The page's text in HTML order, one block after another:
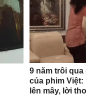
9 năm trôi
của phim
lên mây, lời